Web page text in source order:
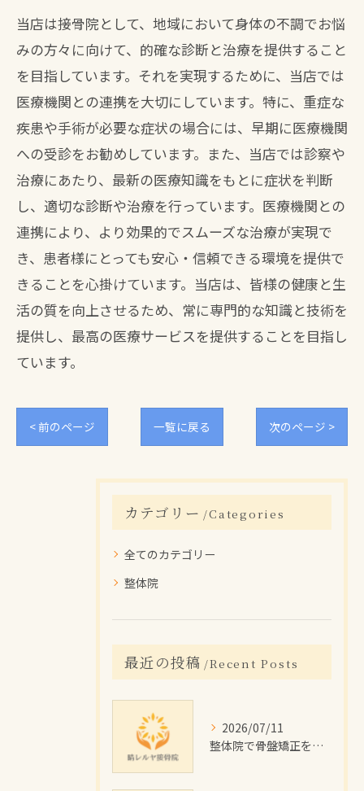
当店は接骨院として、地域において身体の不調でお悩
みの方々に向けて、的確な診断と治療を提供すること
を目指しています。それを実現するために、当店では
医療機関との連携を大切にしています。特に、重症な
疾患や手術が必要な症状の場合には、早期に医療機関
への受診をお勧めしています。また、当店では診察や
治療にあたり、最新の医療知識をもとに症状を判断
し、適切な診断や治療を行っています。医療機関との
連携により、より効果的でスムーズな治療が実現で
き、患者様にとっても安心・信頼できる環境を提供で
きることを心掛けています。当店は、皆様の健康と生
活の質を向上させるため、常に専門的な知識と技術を
提供し、最高の医療サービスを提供することを目指し
ています。
< 前のページ 一覧に戻る 次のページ >
カテゴリー Categories
全てのカテゴリー
整体院
最近の投稿 Recent Posts
2026/07/11
整体院で骨盤矯正を受けたい大分県佐伯市の女性に向けた施術回数や費用目安と通院計画ガイド